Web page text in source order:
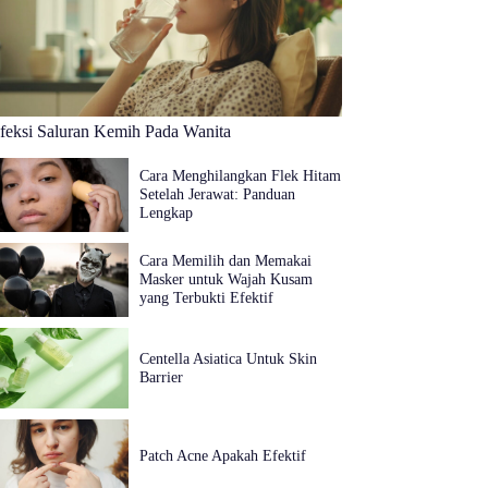
Saluran Kemih Pada Wanita
Cara Menghilangkan Flek Hitam
Setelah Jerawat: Panduan
Lengkap
Cara Memilih dan Memakai
Masker untuk Wajah Kusam
yang Terbukti Efektif
Centella Asiatica Untuk Skin
Barrier
Patch Acne Apakah Efektif